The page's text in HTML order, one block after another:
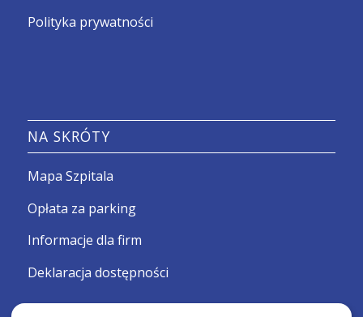
Polityka prywatności
NA SKRÓTY
Mapa Szpitala
Opłata za parking
Informacje dla firm
Deklaracja dostępności